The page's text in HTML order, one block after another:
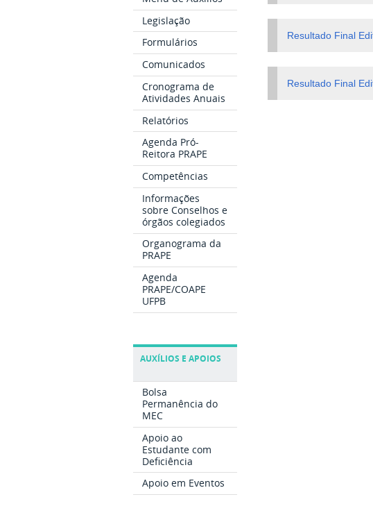
Legislação
Formulários
Comunicados
Cronograma de
Atividades Anuais
Relatórios
Agenda Pró-
Reitora PRAPE
Competências
Informações
sobre Conselhos e
órgãos colegiados
Organograma da
PRAPE
Agenda
PRAPE/COAPE
UFPB
AUXÍLIOS E APOIOS
Bolsa
Permanência do
MEC
Apoio ao
Estudante com
Deficiência
Apoio em Eventos
Resultado Final
Resultado Final